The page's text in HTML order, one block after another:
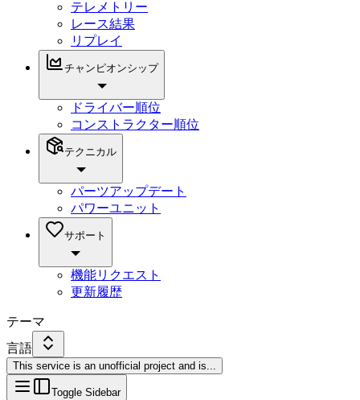
テレメトリー
レース結果
リプレイ
チャンピオンシップ
ドライバー順位
コンストラクター順位
テクニカル
パーツアップデート
パワーユニット
サポート
機能リクエスト
更新履歴
テーマ
言語
This service is an unofficial project and is...
Toggle Sidebar